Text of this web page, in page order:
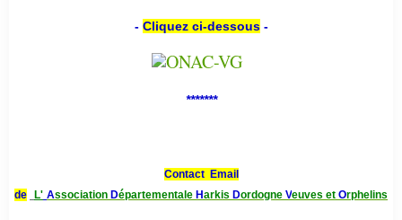
- Cliquez ci-dessous-
*******
Contact Email
de
L' Association Départementale Harkis Dordogne Veuves et Orphelins